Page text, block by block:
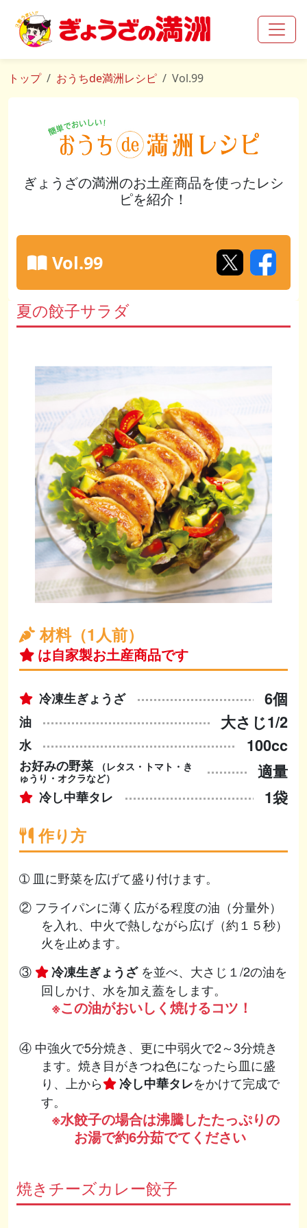
トップ おうちde満洲レシピ Vol.99
ぎょうざの満洲のお土産商品を使ったレシ
ピを紹介！
Vol.99
夏の餃子サラダ
材料（1人前）
は自家製お土産商品です
冷凍生ぎょうざ 6個
油 大さじ1/2
水 100cc
お好みの野菜
（レタス・トマト・き
ゅうり・オクラなど）
適量
冷し中華タレ 1袋
作り方
➀ 皿に野菜を広げて盛り付けます。
② フライパンに薄く広がる程度の油（分量外）
を入れ、中火で熱しながら広げ（約１５秒）
火を止めます。
③
冷凍生ぎょうざを並べ、大さじ１/2の油を
回しかけ、水を加え蓋をします。
※この油がおいしく焼けるコツ！
④ 中強火で5分焼き、更に中弱火で2～3分焼き
ます。焼き目がきつね色になったら皿に盛
り、上から
冷し中華タレをかけて完成で
す。
※水餃子の場合は沸騰したたっぷりの
お湯で約6分茹でてください
焼きチーズカレー餃子